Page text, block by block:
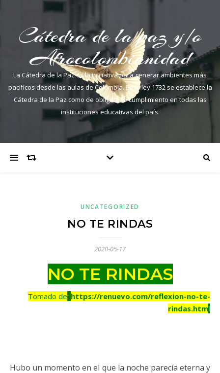
Cátedra de la paz y/o
Afrocolombianidad
La Cátedra de la Paz es la iniciativa para generar ambientes más
pacíficos desde las aulas de Colombia. En la ley 1732 se establece la
Cátedra de la Paz como de obligatorio cumplimiento en todas las
instituciones educativas del país.
UNCATEGORIZED
NO TE RINDAS
2020-05-17
NO TE RINDAS
Tomado de: https://renuevo.com/reflexion-no-te-
rindas.html
Hubo un momento en el que la noche parecía eterna y